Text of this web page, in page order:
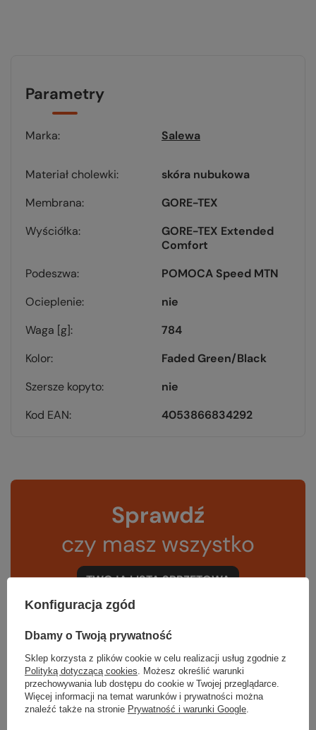
Parametry
Marka Salewa
Materiał cholewki
skóra nubukowa
Membrana
GORE-TEX
Wyściółka
GORE-TEX Extended
Comfort
Podeszwa
POMOCA Speed MTN
Ocieplenie
nie
Waga [g]
784
Kolor
Faded Green/Black
Szersze kopyto
nie
Kod EAN
4053866834292
Sprawdź
czy masz wszystko
TWOJA LISTA SPRZĘTOWA
Zerknij też na to:
Konfiguracja zgód
Dbamy o Twoją prywatność
Sklep korzysta z plików cookie w celu realizacji usług zgodnie z
Polityką dotyczącą cookies . Możesz określić warunki
przechowywania lub dostępu do cookie w Twojej przeglądarce.
Więcej informacji na temat warunków i prywatności można
znaleźć także na stronie Prywatność i warunki Google